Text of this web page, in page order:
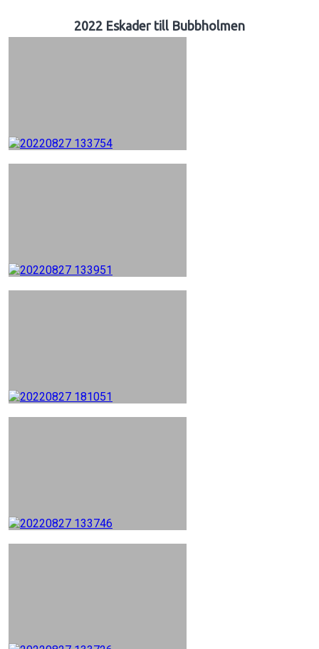
2022 Eskader till Bubbholmen